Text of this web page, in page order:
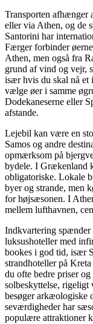
Transporten afhænger
eller via Athen, og de
Santorini har
Færger forbinder
Athen, men også fra
grund af vind og vejr,
især hvis du skal nå et
vælge øer i samme
Dodekaneserne eller
afstande.
Lejebil kan være en
Samos og andre
opmærksom på
bydele. I Grækenland
obligatoriske. Lokale
byer og strande, men
for højsæsonen. I
mellem lufthavnen,
Indkvartering spænder
luksushoteller med
bookes i god tid, især
strandhoteller på
du ofte bedre priser
solbeskyttelse, rigeligt
besøger arkæologiske
seværdigheder har
populære attraktioner